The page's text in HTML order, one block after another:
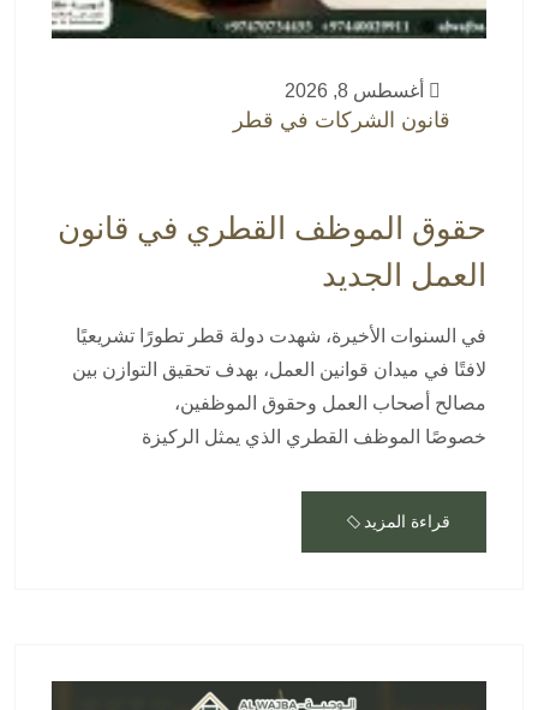
أغسطس 8, 2026
قانون الشركات في قطر
حقوق الموظف القطري في قانون
العمل الجديد
في السنوات الأخيرة، شهدت دولة قطر تطورًا تشريعيًا
لافتًا في ميدان قوانين العمل، بهدف تحقيق التوازن بين
مصالح أصحاب العمل وحقوق الموظفين،
خصوصًا الموظف القطري الذي يمثل الركيزة
قراءة المزيد